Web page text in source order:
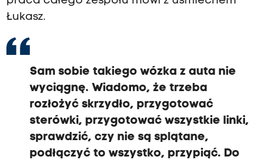
Łukasz.
Sam sobie takiego wózka z auta nie
wyciągnę. Wiadomo, że trzeba
rozłożyć skrzydło, przygotować
sterówki, przygotować wszystkie linki,
sprawdzić, czy nie są splątane,
podłączyć to wszystko, przypiąć. Do